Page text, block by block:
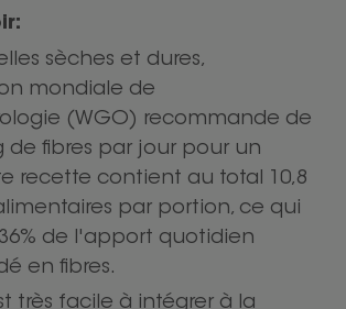
sèches et dures,
mondiale de
(WGO) recommande de
de fibres par jour pour un
recette contient au total 10,8
par portion, ce qui
de l'apport quotidien
en fibres.
très facile à intégrer à la